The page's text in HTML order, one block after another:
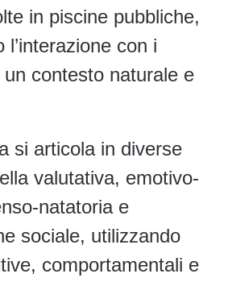
in piscine pubbliche,
l’interazione con i
contesto naturale e
si articola in diverse
valutativa, emotivo-
natatoria e
sociale, utilizzando
comportamentali e